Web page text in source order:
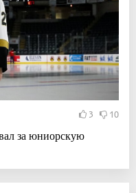
3 10
за юниорскую